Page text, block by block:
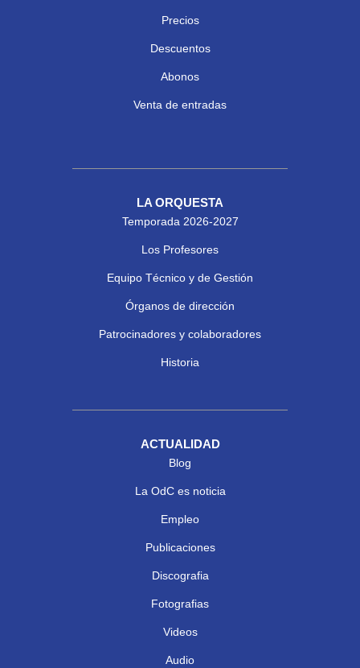
Precios
Descuentos
Abonos
Venta de entradas
LA ORQUESTA
Temporada 2026-2027
Los Profesores
Equipo Técnico y de Gestión
Órganos de dirección
Patrocinadores y colaboradores
Historia
ACTUALIDAD
Blog
La OdC es noticia
Empleo
Publicaciones
Discografia
Fotografias
Videos
Audio